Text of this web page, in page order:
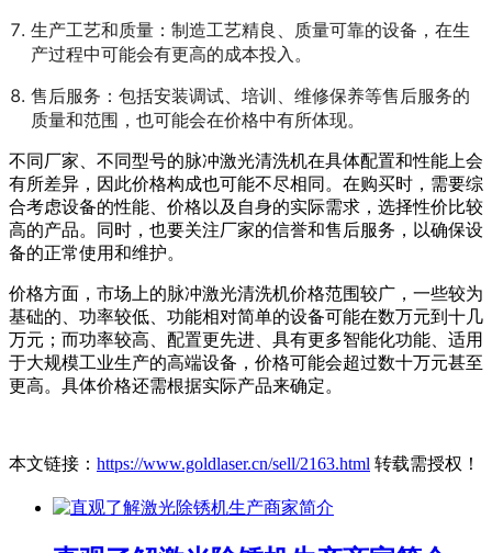
生产工艺和质量：制造工艺精良、质量可靠的设备，在生
产过程中可能会有更高的成本投入。
售后服务：包括安装调试、培训、维修保养等售后服务的
质量和范围，也可能会在价格中有所体现。
不同厂家、不同型号的脉冲激光清洗机在具体配置和性能上会
有所差异，因此价格构成也可能不尽相同。在购买时，需要综
合考虑设备的性能、价格以及自身的实际需求，选择性价比较
高的产品。同时，也要关注厂家的信誉和售后服务，以确保设
备的正常使用和维护。
价格方面，市场上的脉冲激光清洗机价格范围较广，一些较为
基础的、功率较低、功能相对简单的设备可能在数万元到十几
万元；而功率较高、配置更先进、具有更多智能化功能、适用
于大规模工业生产的高端设备，价格可能会超过数十万元甚至
更高。具体价格还需根据实际产品来确定。
本文链接： https://www.goldlaser.cn/sell/2163.html 转载需授权！